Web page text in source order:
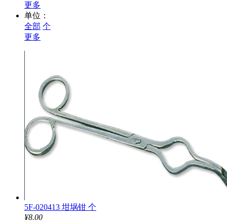
更多
单位：
全部 个
更多
5F-020413 坩埚钳 个
¥8.00